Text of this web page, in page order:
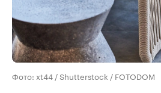
Фото: xt44 / Shutterstock / FOTODOM